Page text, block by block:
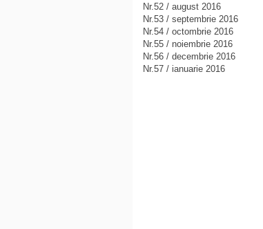
Nr.52 / august 2016
Nr.53 / septembrie 2016
Nr.54 / octombrie 2016
Nr.55 / noiembrie 2016
Nr.56 / decembrie 2016
Nr.57 / ianuarie 2016